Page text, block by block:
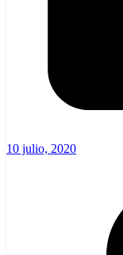
10 julio, 2020